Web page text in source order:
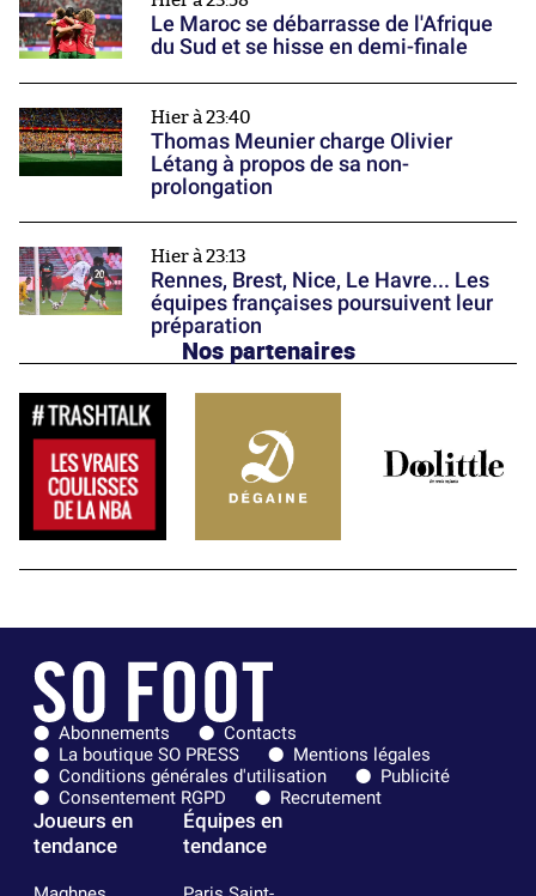
Le Maroc se débarrasse de l'Afrique
du Sud et se hisse en demi-finale
Hier à 23:40
Thomas Meunier charge Olivier
Létang à propos de sa non-
prolongation
Hier à 23:13
Rennes, Brest, Nice, Le Havre... Les
équipes françaises poursuivent leur
préparation
Nos partenaires
Abonnements
Contacts
La boutique SO PRESS
Mentions légales
Conditions générales d'utilisation
Publicité
Consentement RGPD
Recrutement
Joueurs en
tendance
Équipes en
tendance